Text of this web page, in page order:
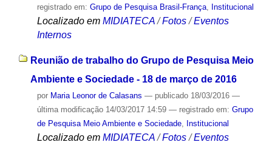
registrado em: Grupo de Pesquisa Brasil-França, Institucional
Localizado em MIDIATECA /Fotos /Eventos
Internos
Reunião de trabalho do Grupo de Pesquisa Meio
Ambiente e Sociedade - 18 de março de 2016
por Maria Leonor de Calasans — publicado18/03/2016 —
última modificação14/03/2017 14:59 — registrado em: Grupo
de Pesquisa Meio Ambiente e Sociedade, Institucional
Localizado em MIDIATECA /Fotos /Eventos